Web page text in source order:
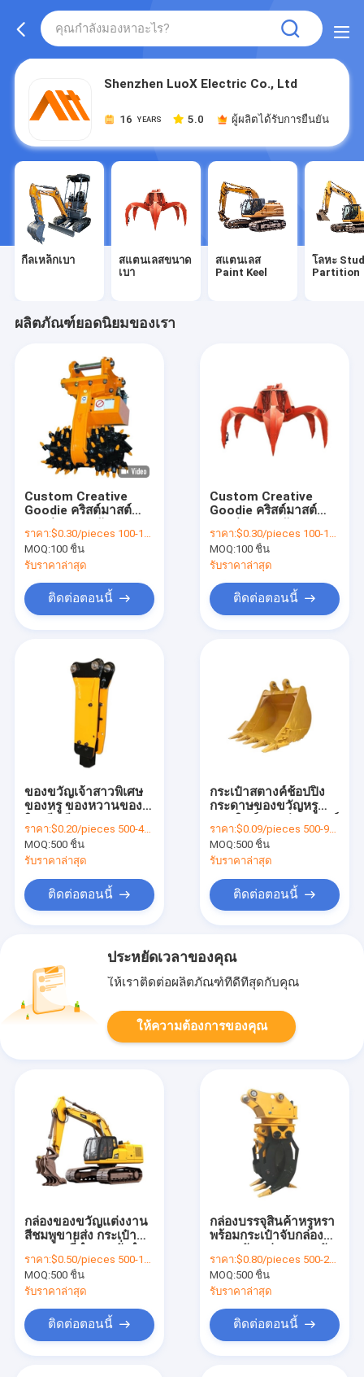
Shenzhen LuoX Electric Co., Ltd
16 YEARS 5.0 ผู้ผลิตได้รับการยืนยัน
กีลเหล็กเบา
สแตนเลสขนาด
เบา
สแตนเลส
Paint Keel
โลหะ
Partition
ผลิตภัณฑ์ยอดนิยมของเรา
Custom Creative
Goodie คริสต์มาสต์
กระดาษ Kraft กับโลโก้
ของคุณเองสําหรับ
Xmas การตกแต่งปาร์ตี้
ราคา:$0.30/pieces 100-1999 pieces
MOQ:100 ชิ้น
รับราคาล่าสุด
ติดต่อตอนนี้
Custom Creative
Goodie คริสต์มาสต์
กระดาษ Kraft กับโลโก้
ของคุณเองสําหรับ
Xmas การตกแต่งปาร์ตี้
ราคา:$0.30/pieces 100-1999 pieces
MOQ:100 ชิ้น
รับราคาล่าสุด
ติดต่อตอนนี้
ของขวัญเจ้าสาวพิเศษ
ของหรู ของหวานของ
แต่งงาน กล่องสําหรับ
การตกแต่งงานแต่งของ
แต่งงาน
ราคา:$0.20/pieces 500-4999 pieces
MOQ:500 ชิ้น
รับราคาล่าสุด
ติดต่อตอนนี้
กระเป๋าสตางค์ช้อปปิ้ง
กระดาษของขวัญหรู
ช้อปปิ้งกระดาษตามสั่ง
พร้อมโลโก้
ราคา:$0.09/pieces 500-999 pieces
MOQ:500 ชิ้น
รับราคาล่าสุด
ติดต่อตอนนี้
ประหยัดเวลาของคุณ
ให้เราติดต่อผลิตภัณฑ์ที่ดีที่สุดกับคุณ
ให้ความต้องการของคุณ
กล่องของขวัญแต่งงาน
สีชมพูขายส่ง กระเป๋า
รับงานเลี้ยงวันเกิด
ราคา:$0.50/pieces 500-1999 pieces
MOQ:500 ชิ้น
รับราคาล่าสุด
ติดต่อตอนนี้
กล่องบรรจุสินค้าหรูหรา
พร้อมกระเป๋าจับกล่อง
กล่องของขวัญ
ราคา:$0.80/pieces 500-2999 pieces
MOQ:500 ชิ้น
รับราคาล่าสุด
ติดต่อตอนนี้